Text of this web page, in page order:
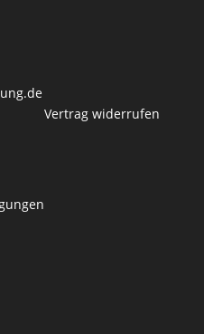
Vertrag widerrufen